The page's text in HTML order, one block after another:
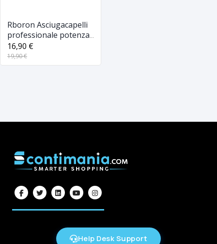
Rboron Asciugacapelli
professionale potenza
3000W
16,90 €
19,90 €
Help Desk Support